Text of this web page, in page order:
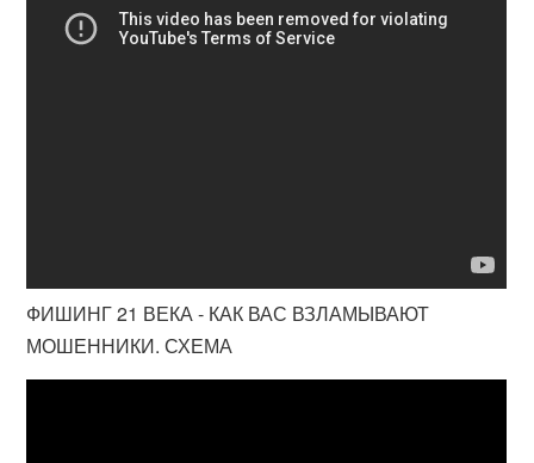
ФИШИНГ 21 ВЕКА - КАК ВАС ВЗЛАМЫВАЮТ
МОШЕННИКИ. СХЕМА